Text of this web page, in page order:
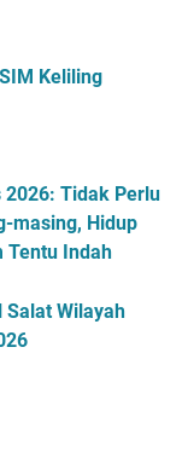
Keliling
2026: Tidak Perlu
masing, Hidup
Tentu Indah
Salat Wilayah